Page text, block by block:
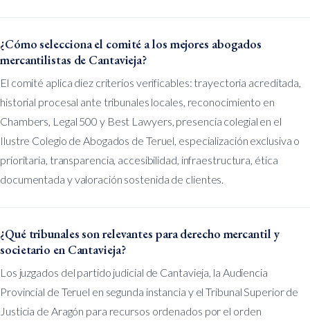
¿Cómo selecciona el comité a los mejores abogados
mercantilistas de Cantavieja?
El comité aplica diez criterios verificables: trayectoria acreditada,
historial procesal ante tribunales locales, reconocimiento en
Chambers, Legal 500 y Best Lawyers, presencia colegial en el
Ilustre Colegio de Abogados de Teruel, especialización exclusiva o
prioritaria, transparencia, accesibilidad, infraestructura, ética
documentada y valoración sostenida de clientes.
¿Qué tribunales son relevantes para derecho mercantil y
societario en Cantavieja?
Los juzgados del partido judicial de Cantavieja, la Audiencia
Provincial de Teruel en segunda instancia y el Tribunal Superior de
Justicia de Aragón para recursos ordenados por el orden